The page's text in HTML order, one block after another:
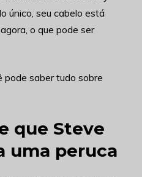
único, seu cabelo está
o que pode ser
pode saber tudo sobre
que Steve
uma peruca